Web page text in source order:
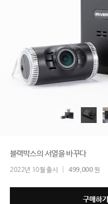
블랙박스의 서열을 바꾸다
2022년 10월 출시 499,000 원
구매하기